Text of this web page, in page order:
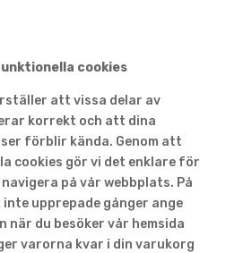
cookies
att vissa delar av
korrekt och att dina
förblir kända. Genom att
cookies gör vi det enklare för
på vår webbplats. På
upprepade gånger ange
när du besöker vår hemsida
varorna kvar i din varukorg